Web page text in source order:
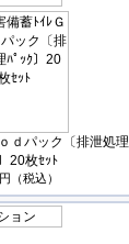
ｄパック〔排泄処理
20枚ｾｯﾄ
（税込）